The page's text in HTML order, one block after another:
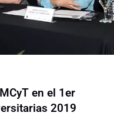
en el 1er
2019